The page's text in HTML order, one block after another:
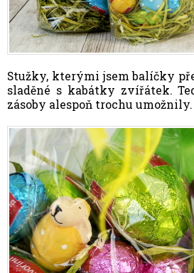
Stužky, kterými jsem balíčky
sladěné s kabátky zvířátek.
zásoby alespoň trochu umožnily.